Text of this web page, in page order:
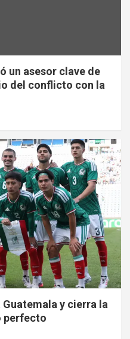
un asesor clave de
del conflicto con la
Guatemala y cierra la
perfecto